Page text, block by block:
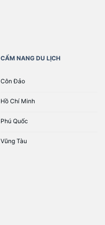
CẨM NANG DU LỊCH
Côn Đảo
Hồ Chí Minh
Phú Quốc
Vũng Tàu